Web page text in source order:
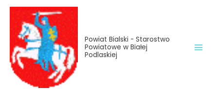
treści
Przejdź
treści
Powiat Bialski - Starostwo
Powiatowe w Białej
Podlaskiej